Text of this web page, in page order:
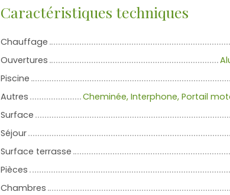
Caractéristiques techniques
Chauffage
Ouvertures
Piscine
Autres
Cheminée, Interphone, Portail
Surface
Séjour
Surface terrasse
Pièces
Chambres